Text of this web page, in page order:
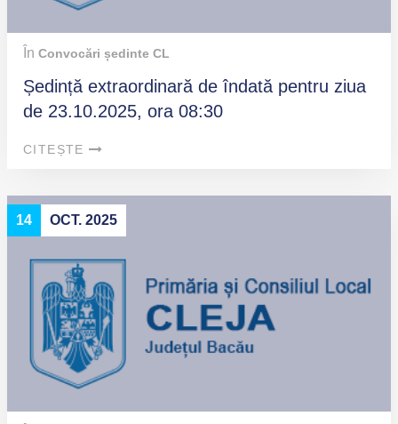
În Convocări ședinte CL
Ședință extraordinară de îndată pentru ziua
de 23.10.2025, ora 08:30
CITEȘTE
14 OCT. 2025